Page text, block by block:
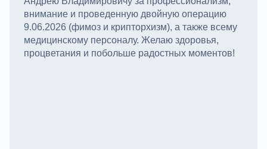
внимание и проведенную двойную операцию
9.06.2026 (фимоз и крипторхизм), а также всему
медицинскому персоналу. Желаю здоровья,
процветания и побольше радостных моментов!